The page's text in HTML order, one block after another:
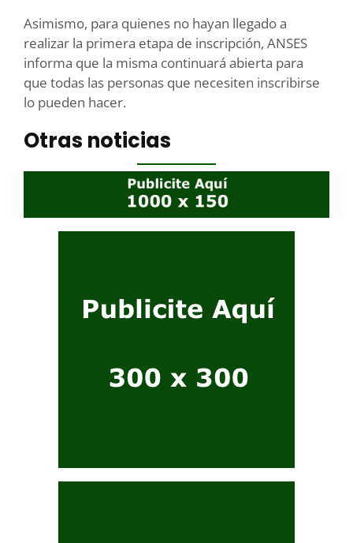
Asimismo, para quienes no hayan llegado a
realizar la primera etapa de inscripción, ANSES
informa que la misma continuará abierta para
que todas las personas que necesiten inscribirse
lo pueden hacer.
Otras noticias